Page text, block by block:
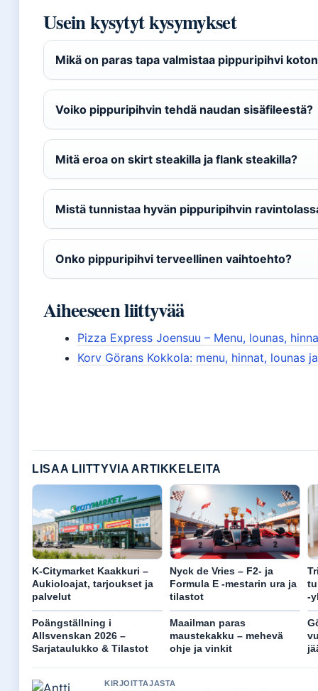
Usein kysytyt kysymykset
Mikä on paras tapa valmistaa pippuripihvi
Voiko pippuripihvin tehdä naudan sisäfileestä?
Mitä eroa on skirt steakilla ja flank steakilla?
Mistä tunnistaa hyvän pippuripihvin
Onko pippuripihvi terveellinen vaihtoehto?
Aiheeseen liittyvää
Pizza Express Joensuu – Menu, lounas,
Korv Görans Kokkola: menu, hinnat, lounas
LISAA LIITTYVIA ARTIKKELEITA
K-Citymarket Kaakkuri –
Aukioloajat, tarjoukset ja
palvelut
Nyck de Vries – F2- ja
Formula E -mestarin ura ja
tilastot
-
Poängställning i
Allsvenskan 2026 –
Sarjataulukko & Tilastot
Maailman paras
maustekakku – mehevä
ohje ja vinkit
KIRJOITTAJASTA